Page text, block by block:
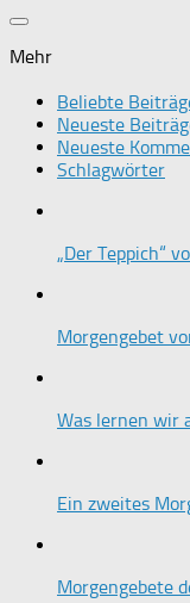
Mehr
Beliebte
Neueste
Neueste
Schlagwörter
„Der Teppich“
Morgengebet
Was lernen wir
Ein zweites
Morgengebete